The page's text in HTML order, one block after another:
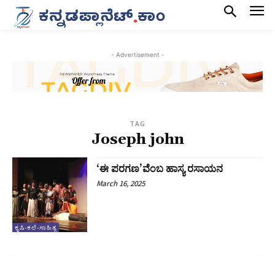
- Advertisement -
TAG
Joseph john
ಕೃಷಿ-ಕಲೆ-ಸಾಹಿತ್ಯ
‘ಈ ಪರಗಣ’ವೆಂಬ ಹಾಸ್ಯ ರಸಾಯನ
March 16, 2025